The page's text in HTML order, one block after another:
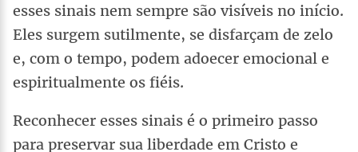
esses sinais nem sempre são visíveis no início.
Eles surgem sutilmente, se disfarçam de zelo
e, com o tempo, podem adoecer emocional e
espiritualmente os fiéis.
Reconhecer esses sinais é o primeiro passo
para preservar sua liberdade em Cristo e